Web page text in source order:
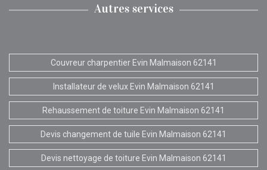
Autres services
Couvreur charpentier Evin Malmaison 62141
Installateur de velux Evin Malmaison 62141
Rehaussement de toiture Evin Malmaison 62141
Devis changement de tuile Evin Malmaison 62141
Devis nettoyage de toiture Evin Malmaison 62141